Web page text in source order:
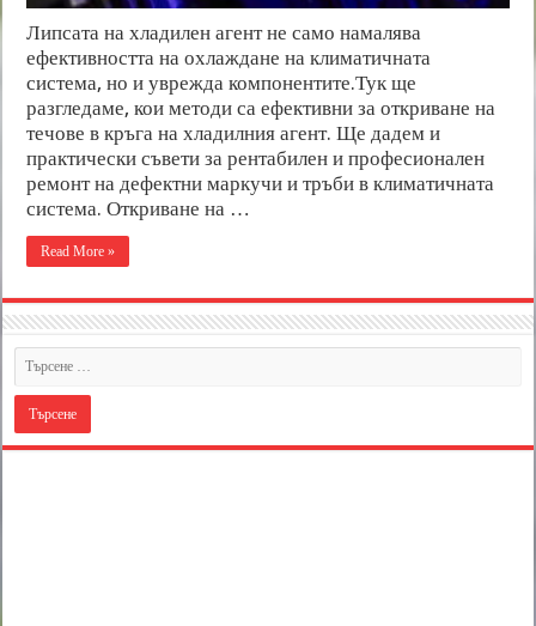
Липсата на хладилен агент не само намалява
ефективността на охлаждане на климатичната
система, но и уврежда компонентите.Тук ще
разгледаме, кои методи са ефективни за откриване на
течове в кръга на хладилния агент. Ще дадем и
практически съвети за рентабилен и професионален
ремонт на дефектни маркучи и тръби в климатичната
система. Откриване на …
Read More »